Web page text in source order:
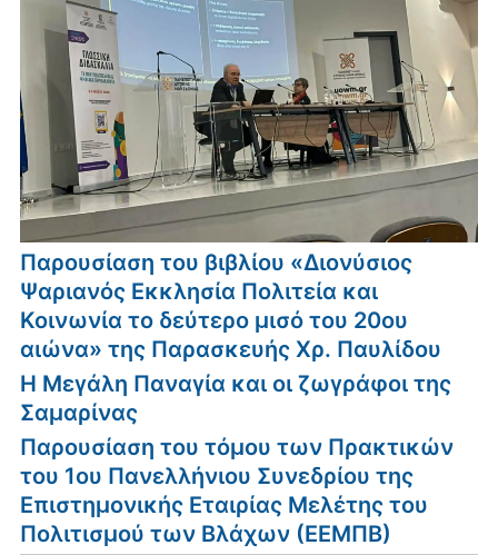
Παρουσίαση του βιβλίου «Διονύσιος
Ψαριανός Εκκλησία Πολιτεία και
Κοινωνία το δεύτερο μισό του 20ου
αιώνα» της Παρασκευής Χρ. Παυλίδου
Η Μεγάλη Παναγία και οι ζωγράφοι της
Σαμαρίνας
Παρουσίαση του τόμου των Πρακτικών
του 1ου Πανελλήνιου Συνεδρίου της
Επιστημονικής Εταιρίας Μελέτης του
Πολιτισμού των Βλάχων (ΕΕΜΠΒ)